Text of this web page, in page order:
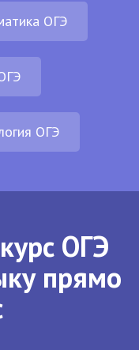
ОГЭ
ОГЭ
ОГЭ
прямо